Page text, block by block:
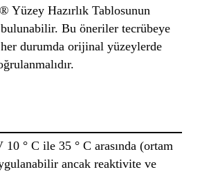
Yüzey Hazırlık Tablosunun
bulunabilir. Bu öneriler tecrübeye
durumda orijinal yüzeylerde
° C ile 35 ° C arasında (ortam
ancak reaktivite ve